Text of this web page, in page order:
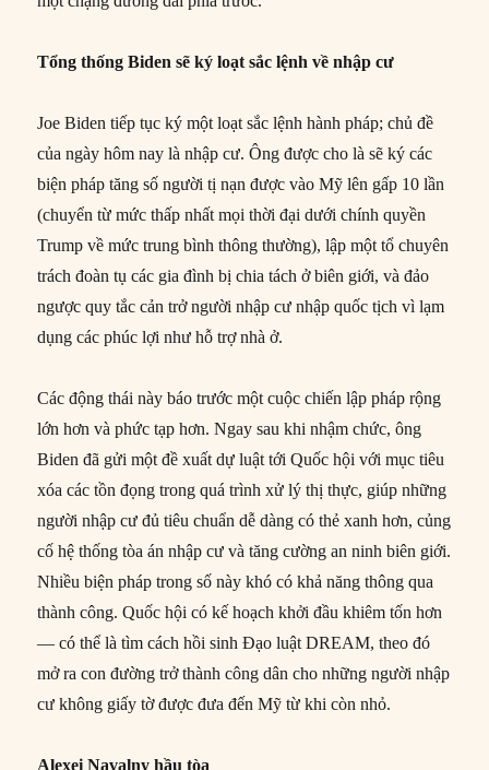
Tổng thống Biden sẽ ký loạt sắc lệnh về nhập cư
Joe Biden tiếp tục ký một loạt sắc lệnh hành pháp; chủ đề
của ngày hôm nay là nhập cư. Ông được cho là sẽ ký các
biện pháp tăng số người tị nạn được vào Mỹ lên gấp 10 lần
(chuyển từ mức thấp nhất mọi thời đại dưới chính quyền
Trump về mức trung bình thông thường), lập một tổ chuyên
trách đoàn tụ các gia đình bị chia tách ở biên giới, và đảo
ngược quy tắc cản trở người nhập cư nhập quốc tịch vì lạm
dụng các phúc lợi như hỗ trợ nhà ở.
Các động thái này báo trước một cuộc chiến lập pháp rộng
lớn hơn và phức tạp hơn. Ngay sau khi nhậm chức, ông
Biden đã gửi một đề xuất dự luật tới Quốc hội với mục tiêu
xóa các tồn đọng trong quá trình xử lý thị thực, giúp những
người nhập cư đủ tiêu chuẩn dễ dàng có thẻ xanh hơn, củng
cố hệ thống tòa án nhập cư và tăng cường an ninh biên giới.
Nhiều biện pháp trong số này khó có khả năng thông qua
thành công. Quốc hội có kế hoạch khởi đầu khiêm tốn hơn
— có thể là tìm cách hồi sinh Đạo luật DREAM, theo đó
mở ra con đường trở thành công dân cho những người nhập
cư không giấy tờ được đưa đến Mỹ từ khi còn nhỏ.
Alexei Navalny hầu tòa